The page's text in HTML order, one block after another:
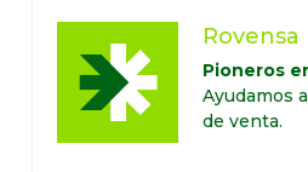
Pioneros
Ayudamos
de venta.